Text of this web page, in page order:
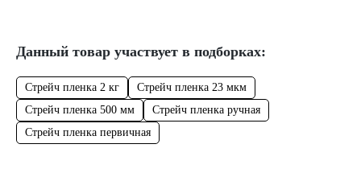
Данный товар участвует в подборках:
Стрейч пленка 2 кг
Стрейч пленка 23 мкм
Стрейч пленка 500 мм
Стрейч пленка ручная
Стрейч пленка первичная